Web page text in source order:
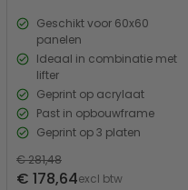
Geschikt voor 60x60
panelen
Ideaal in combinatie met
lifter
Geprint op acrylaat
Past in opbouwframe
Geprint op 3 platen
Verkoopprijs
Normale
prijs
€ 281,48
€ 178,64excl btw